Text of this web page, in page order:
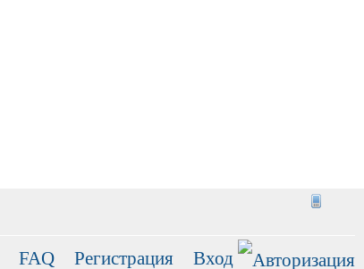
FAQ Регистрация Вход